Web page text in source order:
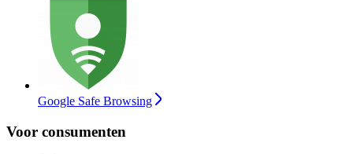
Google Safe Browsing
Voor consumenten